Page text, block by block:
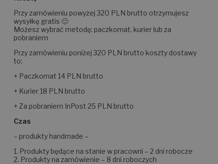
Przy zamówieniu powyżej 320 PLN brutto otrzymujesz
wysyłkę gratis 🙂
Możesz wybrać metodę: paczkomat, kurier lub za
pobraniem
Przy zamówieniu poniżej 320 PLN brutto koszty dostawy
to:
+ Paczkomat 14 PLN brutto
+ Kurier 18 PLN brutto
+ Za pobraniem InPost 25 PLN brutto
Czas
– produkty handmade –
1. Produkty będące na stanie w pracowni – 2 dni robocze
2. Produkty na zamówienie – 8 dni roboczych